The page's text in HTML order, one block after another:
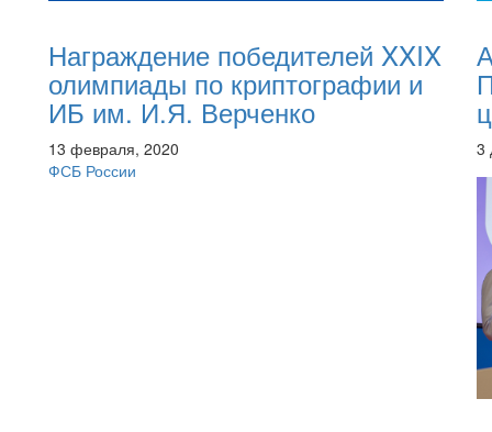
Награждение победителей XXIX
олимпиады по криптографии и
ИБ им. И.Я. Верченко
13 февраля, 2020
ФСБ России
3